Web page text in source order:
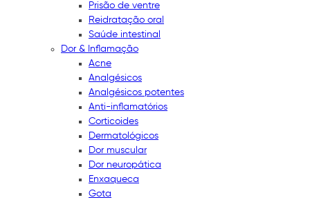
Prisão de ventre
Reidratação oral
Saúde intestinal
Dor & Inflamação
Acne
Analgésicos
Analgésicos potentes
Anti-inflamatórios
Corticoides
Dermatológicos
Dor muscular
Dor neuropática
Enxaqueca
Gota